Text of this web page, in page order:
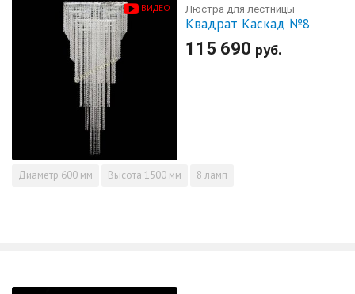
ВИДЕО Люстра для лестницы
Квадрат Каскад №8
115 690 руб.
Диаметр 600 мм Высота 1500 мм 8 ламп